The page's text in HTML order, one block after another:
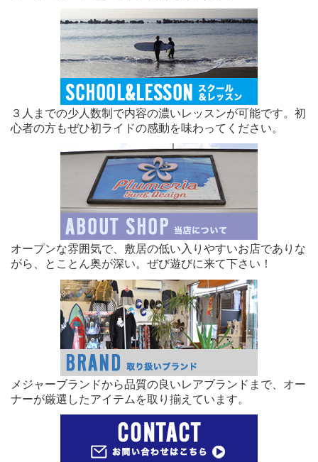
３人までの少人数制で内容の濃いレッスンが可能です。初
心者の方もぜひ初ライドの感動を味わってください。
オープンな雰囲気で、敷居の低い入りやすいお店でありな
がら、とことん奥が深い。ぜび遊びに来て下さい！
メジャーブランドから品質の良いレアブランドまで、オー
ナーが厳選したアイテムを取り揃えています。